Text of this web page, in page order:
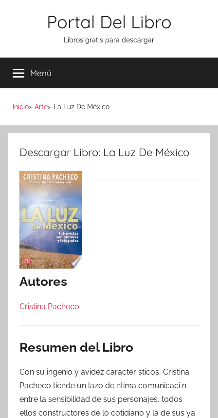
Portal Del Libro
Libros gratis para descargar
Menú
Inicio Arte La Luz De México
Descargar Libro: La Luz De México
Autores
Cristina Pacheco
Resumen del Libro
Con su ingenio y avidez caracter sticos, Cristina
Pacheco tiende un lazo de ntima comunicaci n
entre la sensibilidad de sus personajes, todos
ellos constructores de lo cotidiano y la de sus ya